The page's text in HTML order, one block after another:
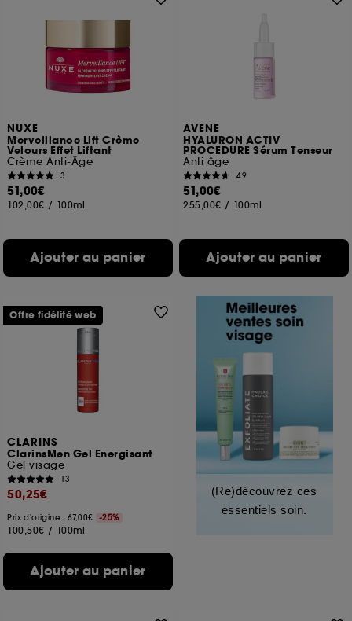
NUXE
Merveillance Lift Crème
Velours Effet Liftant
Crème Anti-Âge
3
51,00€
102,00€ / 100ml
Ajouter au panier
AVENE
HYALURON ACTIV
PROCEDURE Sérum Tenseur
Anti âge
49
51,00€
255,00€ / 100ml
Ajouter au panier
CLARINS
ClarinsMen Gel Energisant
Gel visage
13
50,25€
Prix d'origine : 67,00€ -25%
100,50€ / 100ml
Ajouter au panier
Offre fidélité web
(Re)découvrez ces
essentiels soin.